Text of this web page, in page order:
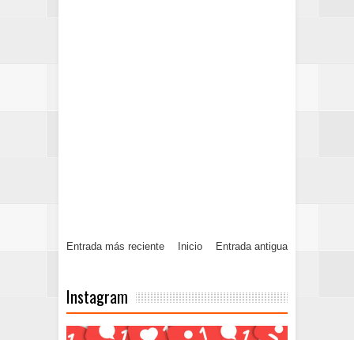
Entrada más reciente Entrada antigua
Inicio
Instagram